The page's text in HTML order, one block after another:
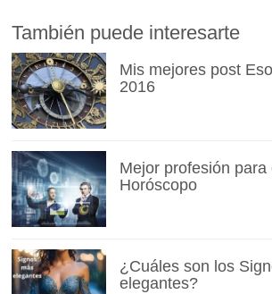
También puede interesarte
Mis mejores post
2016
Mejor profesión para
Horóscopo
¿Cuáles son los
elegantes?